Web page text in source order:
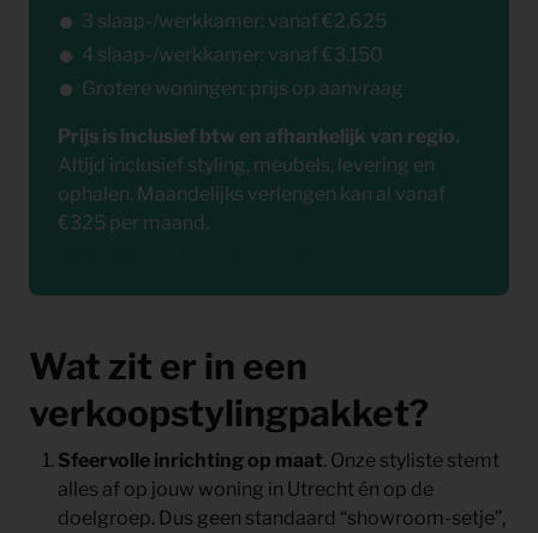
3 slaap-/werkkamer: vanaf €2.625
4 slaap-/werkkamer: vanaf €3.150
Grotere woningen: prijs op aanvraag
Prijs is inclusief btw en afhankelijk van regio.
Altijd inclusief styling, meubels, levering en
ophalen. Maandelijks verlengen kan al vanaf
€325 per maand.
Wat zit er in een
verkoopstylingpakket?
Sfeervolle inrichting op maat. Onze styliste stemt
alles af op jouw woning in Utrecht én op de
doelgroep. Dus geen standaard “showroom-setje”,